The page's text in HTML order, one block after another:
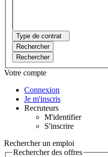
Type de contrat
Rechercher
Rechercher
Votre compte
Connexion
Je m'inscris
Recruteurs
M'identifier
S'inscrire
Rechercher un emploi
Rechercher des offres